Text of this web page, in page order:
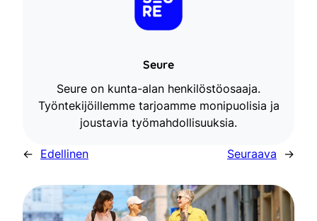
Seure
Seure on kunta-alan henkilöstöosaaja.
Työntekijöillemme tarjoamme monipuolisia ja
joustavia työmahdollisuuksia.
← Edellinen Seuraava →